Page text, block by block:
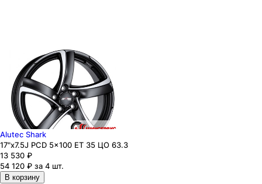
Alutec Shark
17"x7.5J PCD 5x100 ЕТ 35 ЦО 63.3
13 530 ₽
54 120 ₽ за 4 шт.
В корзину